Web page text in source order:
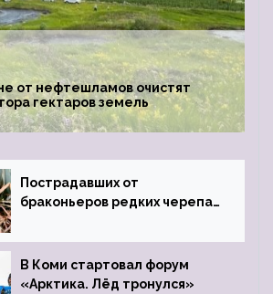
от нефтешламов очистят
гектаров земель
Пострадавших от
браконьеров редких черепах
зоопарк
В Коми стартовал форум
«Арктика. Лёд тронулся»